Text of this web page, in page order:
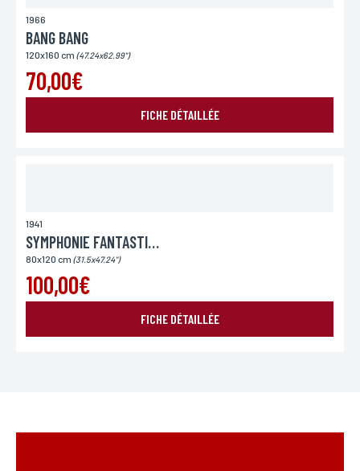
1966
BANG BANG
120x160 cm (47.24x62.99")
70,00€
FICHE DÉTAILLÉE
1941
SYMPHONIE FANTASTIQUE (LA)
80x120 cm (31.5x47.24")
100,00€
FICHE DÉTAILLÉE